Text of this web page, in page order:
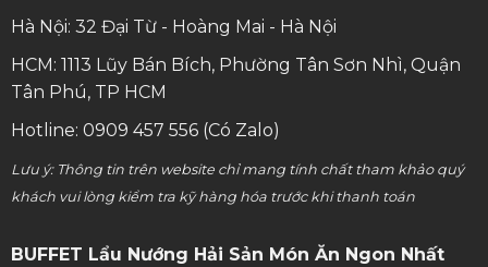
Hà Nội: 32 Đại Từ - Hoàng Mai - Hà Nội
HCM: 1113 Lũy Bán Bích, Phường Tân Sơn Nhì, Quận
Tân Phú, TP HCM
Hotline: 0909 457 556 (Có Zalo)
Lưu ý: Thông tin trên website chỉ mang tính chất tham khảo quý
khách vui lòng kiểm tra kỹ hàng hóa trước khi thanh toán
BUFFET Lẩu Nướng Hải Sản Món Ăn Ngon Nhất